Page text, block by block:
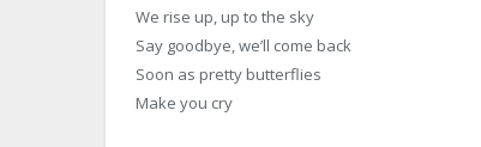
We rise up, up to the sky
Say goodbye, we’ll come back
Soon as pretty butterflies
Make you cry